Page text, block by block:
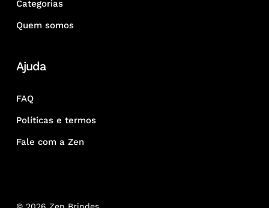
Categorias
Quem somos
Ajuda
FAQ
Políticas e termos
Fale com a Zen